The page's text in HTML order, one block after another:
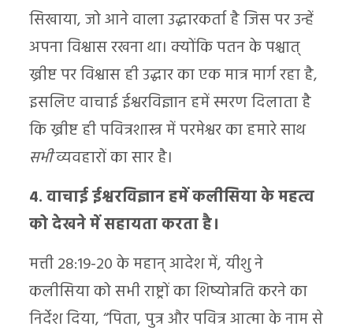
सिखाया, जो आने वाला उद्धारकर्ता है जिस पर उन्हें
अपना विश्वास रखना था। क्योंकि पतन के पश्चात्
ख्रीष्ट पर विश्वास ही उद्धार का एक मात्र मार्ग रहा है,
इसलिए वाचाई ईश्वरविज्ञान हमें स्मरण दिलाता है
कि ख्रीष्ट ही पवित्रशास्त्र में परमेश्वर का हमारे साथ
सभीव्यवहारों का सार है।
4. वाचाई ईश्वरविज्ञान हमें कलीसिया के महत्व
को देखने में सहायता करता है।
मत्ती 28:19-20 के महान् आदेश में, यीशु ने
कलीसिया को सभी राष्ट्रों का शिष्योन्नति करने का
निर्देश दिया, “पिता, पुत्र और पवित्र आत्मा के नाम से